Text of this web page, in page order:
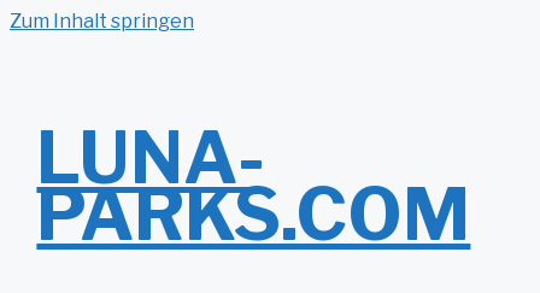
Zum Inhalt springen
LUNA-
PARKS.COM